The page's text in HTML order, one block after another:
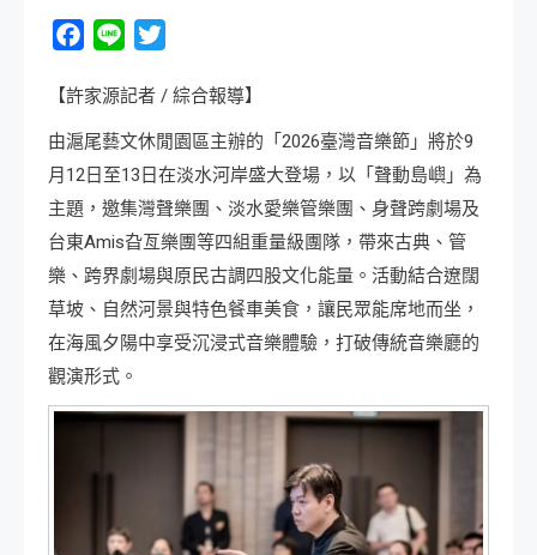
Facebook
Line
【許家源記者 / 綜合報導】
由滬尾藝文休閒園區主辦的「2026臺灣音樂節」將於9
月12日至13日在淡水河岸盛大登場，以「聲動島嶼」為
主題，邀集灣聲樂團、淡水愛樂管樂團、身聲跨劇場及
台東Amis旮亙樂團等四組重量級團隊，帶來古典、管
樂、跨界劇場與原民古調四股文化能量。活動結合遼闊
草坡、自然河景與特色餐車美食，讓民眾能席地而坐，
在海風夕陽中享受沉浸式音樂體驗，打破傳統音樂廳的
觀演形式。